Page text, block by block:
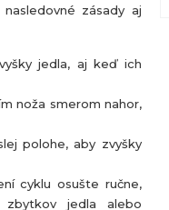
zásady aj
jedla, aj keď ich
noža smerom nahor,
polohe, aby zvyšky
cyklu osušte ručne,
zbytkov jedla alebo